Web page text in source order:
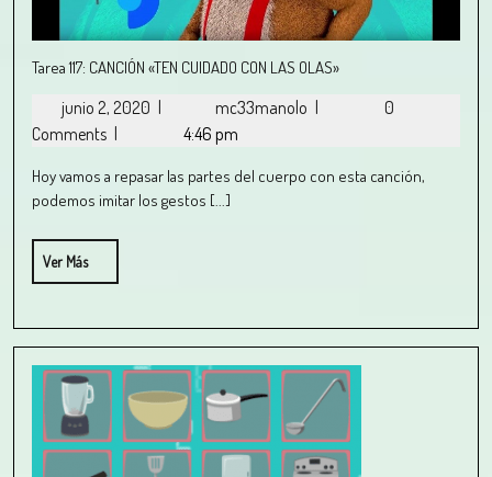
Tarea 117: CANCIÓN «TEN CUIDADO CON LAS OLAS»
junio 2, 2020 mc33manolo
0
Comments
4:46 pm
Hoy vamos a repasar las partes del cuerpo con esta canción,
podemos imitar los gestos [...]
Ver Más